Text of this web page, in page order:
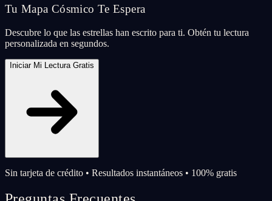
Tu Mapa Cósmico Te Espera
Descubre lo que las estrellas han escrito para ti. Obtén tu lectura
personalizada en segundos.
Iniciar Mi Lectura Gratis
Sin tarjeta de crédito • Resultados instantáneos • 100% gratis